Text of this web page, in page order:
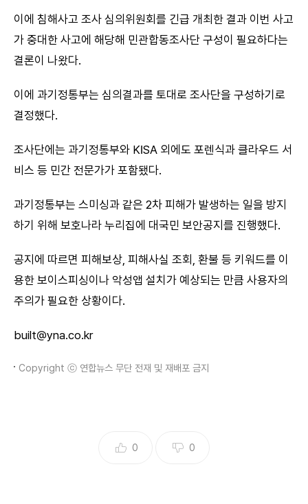
이에 침해사고 조사 심의위원회를 긴급 개최한 결과 이번 사고
가 중대한 사고에 해당해 민관합동조사단 구성이 필요하다는
결론이 나왔다.
이에 과기정통부는 심의결과를 토대로 조사단을 구성하기로
결정했다.
조사단에는 과기정통부와 KISA 외에도 포렌식과 클라우드 서
비스 등 민간 전문가가 포함됐다.
과기정통부는 스미싱과 같은 2차 피해가 발생하는 일을 방지
하기 위해 보호나라 누리집에 대국민 보안공지를 진행했다.
공지에 따르면 피해보상, 피해사실 조회, 환불 등 키워드를 이
용한 보이스피싱이나 악성앱 설치가 예상되는 만큼 사용자의
주의가 필요한 상황이다.
built@yna.co.kr
Copyright ⓒ 연합뉴스 무단 전재 및 재배포 금지
0 0